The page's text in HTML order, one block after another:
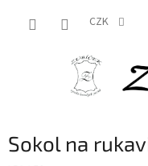
CZK
Sokol na